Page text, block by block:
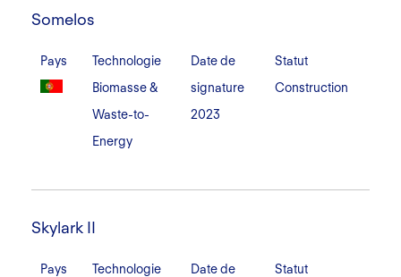
Somelos
Pays
Technologie
Biomasse &
Waste-to-
Energy
Date de
signature
2023
Statut
Construction
II
Skylark II
Pays
Technologie
Date de
Statut